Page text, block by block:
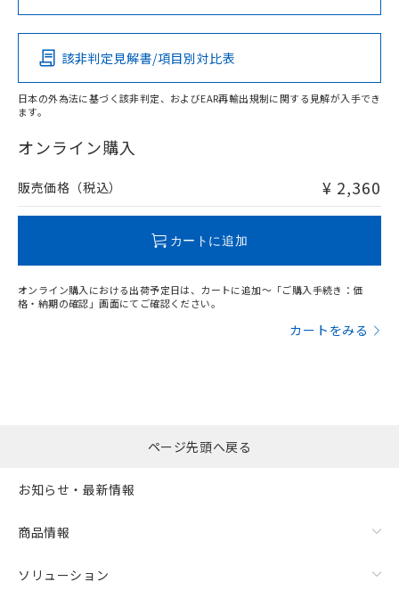
Pb Hg Cd Cr(VI)
O
在庫等で未対応品が混在する可能性があります。
問い合わせください。
この製品の規格認証/適合状況ページへ
その他の認証はこちらのページからご検索ください
該非判定見解書/項目別対比表
日本の外為法に基づく該非判定、およびEAR再輸出規制に関する見解が入手でき
ます。
オンライン購入
販売価格（税込） ¥ 2,360
カートに追加
オンライン購入における出荷予定日は、カートに追加～「ご購入手続き：価
格・納期の確認」画面にてご確認ください。
カートをみる
ページ先頭へ戻る
お知らせ・最新情報
商品情報
ソリューション